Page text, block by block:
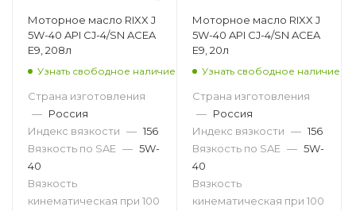
Моторное масло RIXX J
5W-40 API CJ-4/SN ACEA
E9, 208л
Узнать свободное наличие
Страна изготовления
— Россия
Индекс вязкости — 156
Вязкость по SAE — 5W-
40
Вязкость
кинематическая при 100
Моторное масло RIXX J
5W-40 API CJ-4/SN ACEA
E9, 20л
Узнать свободное наличие
Страна изготовления
— Россия
Индекс вязкости — 156
Вязкость по SAE — 5W-
40
Вязкость
кинематическая при 100